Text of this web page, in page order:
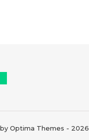
Optima Themes - 2026